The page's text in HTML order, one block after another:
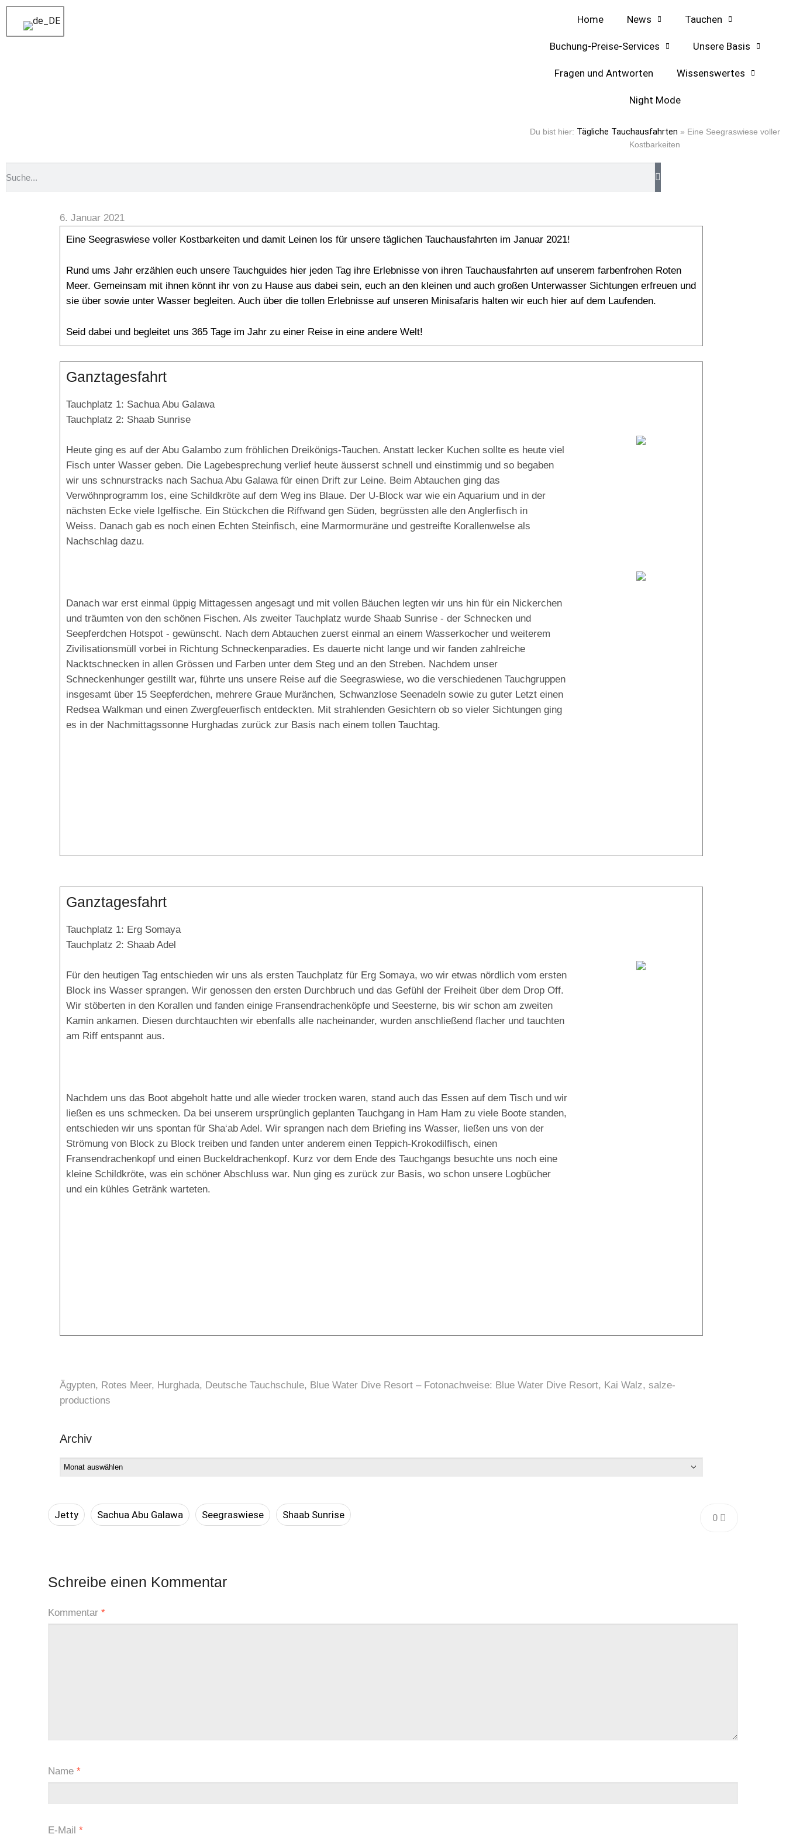
Home News Tauchen
Buchung-Preise-Services Unsere Basis
Fragen und Antworten Wissenswertes
Night Mode
Du bist hier: Tägliche Tauchausfahrten » Eine Seegraswiese voller
Kostbarkeiten
Eine Seegraswiese voller Kostbarkeiten
6. Januar 2021
Eine Seegraswiese voller Kostbarkeiten und damit Leinen los für unsere täglichen Tauchausfahrten im Januar 2021!
Rund ums Jahr erzählen euch unsere Tauchguides hier jeden Tag ihre Erlebnisse von ihren Tauchausfahrten auf unserem farbenfrohen Roten
Meer. Gemeinsam mit ihnen könnt ihr von zu Hause aus dabei sein, euch an den kleinen und auch großen Unterwasser Sichtungen erfreuen und
sie über sowie unter Wasser begleiten. Auch über die tollen Erlebnisse auf unseren Minisafaris halten wir euch hier auf dem Laufenden.
Seid dabei und begleitet uns 365 Tage im Jahr zu einer Reise in eine andere Welt!
Ganztagesfahrt
Tauchplatz 1: Sachua Abu Galawa
Tauchplatz 2: Shaab Sunrise
Heute ging es auf der Abu Galambo zum fröhlichen Dreikönigs-Tauchen. Anstatt lecker Kuchen sollte es heute viel
Fisch unter Wasser geben. Die Lagebesprechung verlief heute äusserst schnell und einstimmig und so begaben
wir uns schnurstracks nach Sachua Abu Galawa für einen Drift zur Leine. Beim Abtauchen ging das
Verwöhnprogramm los, eine Schildkröte auf dem Weg ins Blaue. Der U-Block war wie ein Aquarium und in der
nächsten Ecke viele Igelfische. Ein Stückchen die Riffwand gen Süden, begrüssten alle den Anglerfisch in
Weiss. Danach gab es noch einen Echten Steinfisch, eine Marmormuräne und gestreifte Korallenwelse als
Nachschlag dazu.
Danach war erst einmal üppig Mittagessen angesagt und mit vollen Bäuchen legten wir uns hin für ein Nickerchen
und träumten von den schönen Fischen. Als zweiter Tauchplatz wurde Shaab Sunrise - der Schnecken und
Seepferdchen Hotspot - gewünscht. Nach dem Abtauchen zuerst einmal an einem Wasserkocher und weiterem
Zivilisationsmüll vorbei in Richtung Schneckenparadies. Es dauerte nicht lange und wir fanden zahlreiche
Nacktschnecken in allen Grössen und Farben unter dem Steg und an den Streben. Nachdem unser
Schneckenhunger gestillt war, führte uns unsere Reise auf die Seegraswiese, wo die verschiedenen Tauchgruppen
insgesamt über 15 Seepferdchen, mehrere Graue Muränchen, Schwanzlose Seenadeln sowie zu guter Letzt einen
Redsea Walkman und einen Zwergfeuerfisch entdeckten. Mit strahlenden Gesichtern ob so vieler Sichtungen ging
es in der Nachmittagssonne Hurghadas zurück zur Basis nach einem tollen Tauchtag.
Ganztagesfahrt
Tauchplatz 1: Erg Somaya
Tauchplatz 2: Shaab Adel
Für den heutigen Tag entschieden wir uns als ersten Tauchplatz für Erg Somaya, wo wir etwas nördlich vom ersten
Block ins Wasser sprangen. Wir genossen den ersten Durchbruch und das Gefühl der Freiheit über dem Drop Off.
Wir stöberten in den Korallen und fanden einige Fransendrachenköpfe und Seesterne, bis wir schon am zweiten
Kamin ankamen. Diesen durchtauchten wir ebenfalls alle nacheinander, wurden anschließend flacher und tauchten
am Riff entspannt aus.
Nachdem uns das Boot abgeholt hatte und alle wieder trocken waren, stand auch das Essen auf dem Tisch und wir
ließen es uns schmecken. Da bei unserem ursprünglich geplanten Tauchgang in Ham Ham zu viele Boote standen,
entschieden wir uns spontan für Sha‘ab Adel. Wir sprangen nach dem Briefing ins Wasser, ließen uns von der
Strömung von Block zu Block treiben und fanden unter anderem einen Teppich-Krokodilfisch, einen
Fransendrachenkopf und einen Buckeldrachenkopf. Kurz vor dem Ende des Tauchgangs besuchte uns noch eine
kleine Schildkröte, was ein schöner Abschluss war. Nun ging es zurück zur Basis, wo schon unsere Logbücher
und ein kühles Getränk warteten.
Ägypten, Rotes Meer, Hurghada, Deutsche Tauchschule, Blue Water Dive Resort – Fotonachweise: Blue Water Dive Resort, Kai Walz, salze-
productions
Archiv
0
Jetty Sachua Abu Galawa Seegraswiese Shaab Sunrise
Schreibe einen Kommentar
Kommentar *
Name *
E-Mail *